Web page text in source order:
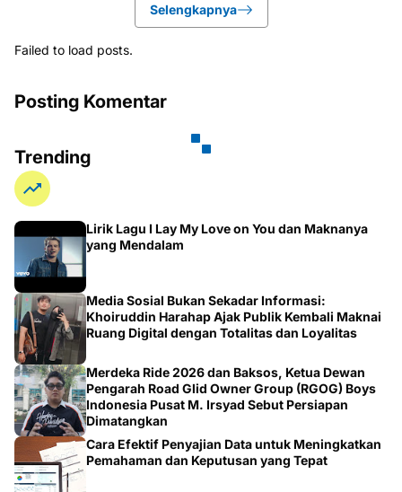
Selengkapnya
Failed to load posts.
Posting Komentar
Trending
Lirik Lagu I Lay My Love on You dan Maknanya
yang Mendalam
Media Sosial Bukan Sekadar Informasi:
Khoiruddin Harahap Ajak Publik Kembali Maknai
Ruang Digital dengan Totalitas dan Loyalitas
Merdeka Ride 2026 dan Baksos, Ketua Dewan
Pengarah Road Glid Owner Group (RGOG) Boys
Indonesia Pusat M. Irsyad Sebut Persiapan
Dimatangkan
Cara Efektif Penyajian Data untuk Meningkatkan
Pemahaman dan Keputusan yang Tepat